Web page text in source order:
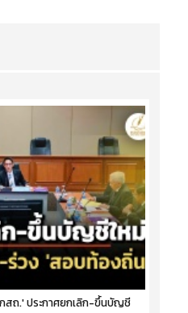
สถ.' ประกาศยกเลิก-ขึ้นบัญชี